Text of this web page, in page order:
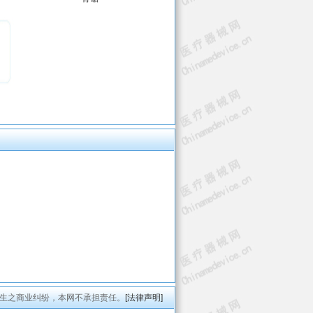
之商业纠纷，本网不承担责任。 [法律声明]